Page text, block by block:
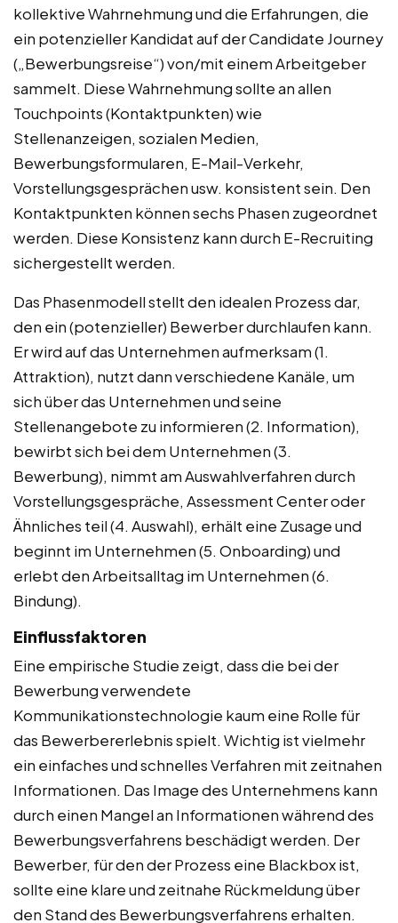
kollektive Wahrnehmung und die Erfahrungen, die
ein potenzieller Kandidat auf der Candidate Journey
(„Bewerbungsreise“) von/mit einem Arbeitgeber
sammelt. Diese Wahrnehmung sollte an allen
Touchpoints (Kontaktpunkten) wie
Stellenanzeigen, sozialen Medien,
Bewerbungsformularen, E-Mail-Verkehr,
Vorstellungsgesprächen usw. konsistent sein. Den
Kontaktpunkten können sechs Phasen zugeordnet
werden. Diese Konsistenz kann durch E-Recruiting
sichergestellt werden.
Das Phasenmodell stellt den idealen Prozess dar,
den ein (potenzieller) Bewerber durchlaufen kann.
Er wird auf das Unternehmen aufmerksam (1.
Attraktion), nutzt dann verschiedene Kanäle, um
sich über das Unternehmen und seine
Stellenangebote zu informieren (2. Information),
bewirbt sich bei dem Unternehmen (3.
Bewerbung), nimmt am Auswahlverfahren durch
Vorstellungsgespräche, Assessment Center oder
Ähnliches teil (4. Auswahl), erhält eine Zusage und
beginnt im Unternehmen (5. Onboarding) und
erlebt den Arbeitsalltag im Unternehmen (6.
Bindung).
Einflussfaktoren
Eine empirische Studie zeigt, dass die bei der
Bewerbung verwendete
Kommunikationstechnologie kaum eine Rolle für
das Bewerbererlebnis spielt. Wichtig ist vielmehr
ein einfaches und schnelles Verfahren mit zeitnahen
Informationen. Das Image des Unternehmens kann
durch einen Mangel an Informationen während des
Bewerbungsverfahrens beschädigt werden. Der
Bewerber, für den der Prozess eine Blackbox ist,
sollte eine klare und zeitnahe Rückmeldung über
den Stand des Bewerbungsverfahrens erhalten.